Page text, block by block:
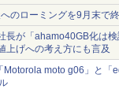
のローミングを9月末で
長が「ahamo40GB化は
上げへの考え方にも言及
Motorola moto g06」と「